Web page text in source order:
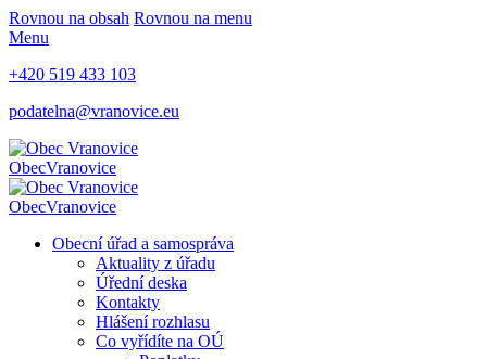
Rovnou na obsah Rovnou na menu
Menu
+420 519 433 103
podatelna@vranovice.eu
ObecVranovice
ObecVranovice
Obecní úřad a samospráva
Aktuality z úřadu
Úřední deska
Kontakty
Hlášení rozhlasu
Co vyřídíte na OÚ